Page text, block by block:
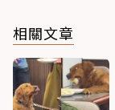
相關文章